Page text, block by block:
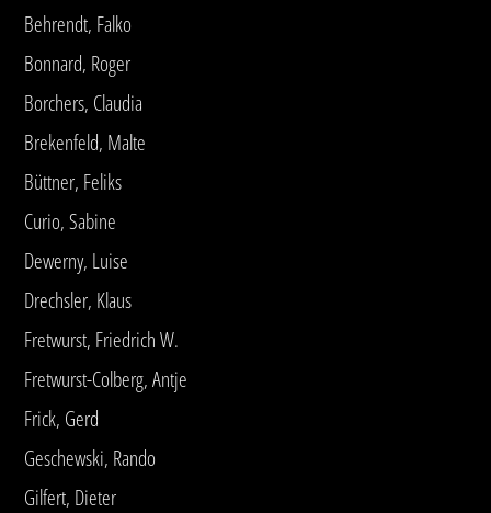
Behrendt, Falko
Bonnard, Roger
Borchers, Claudia
Brekenfeld, Malte
Büttner, Feliks
Curio, Sabine
Dewerny, Luise
Drechsler, Klaus
Fretwurst, Friedrich W.
Fretwurst-Colberg, Antje
Frick, Gerd
Geschewski, Rando
Gilfert, Dieter